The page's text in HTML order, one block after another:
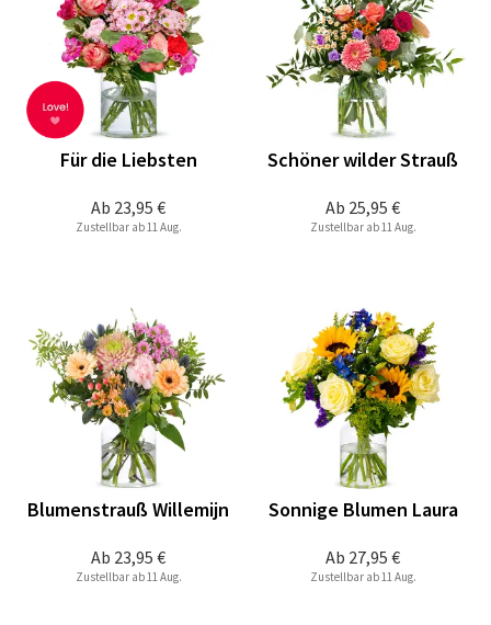
Ab 23,95 €
Für die Liebsten
Zustellbar ab 11 Aug.
Ab 25,95 €
Schöner wilder Strauß
Zustellbar ab 11 Aug.
Ab 23,95 €
Blumenstrauß Willemijn
Zustellbar ab 11 Aug.
Ab 27,95 €
Sonnige Blumen Laura
Zustellbar ab 11 Aug.